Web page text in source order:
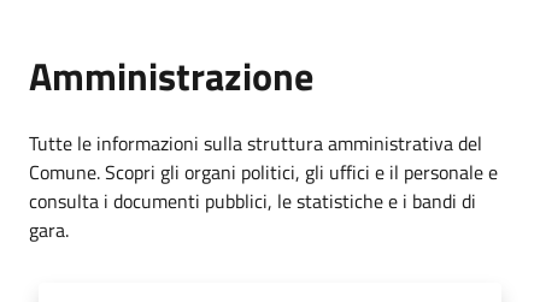
Amministrazione
Tutte le informazioni sulla struttura amministrativa del
Comune. Scopri gli organi politici, gli uffici e il personale e
consulta i documenti pubblici, le statistiche e i bandi di
gara.